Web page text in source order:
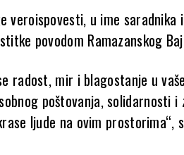
veroispovesti, u ime saradnika
povodom Ramazanskog
radost, mir i blagostanje u
poštovanja, solidarnosti i
ljude na ovim prostorima“,